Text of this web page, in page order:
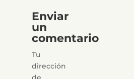
Enviar
un
comentario
Tu
dirección